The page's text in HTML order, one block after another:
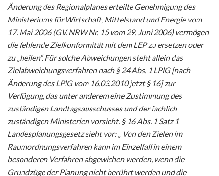
Änderung des Regionalplanes erteilte Genehmigung des
Ministeriums für Wirtschaft, Mittelstand und Energie vom
17. Mai 2006 (GV. NRW Nr. 15 vom 29. Juni 2006) vermögen
die fehlende Zielkonformität mit dem LEP zu ersetzen oder
zu „heilen“. Für solche Abweichungen steht allein das
Zielabweichungsverfahren nach § 24 Abs. 1 LPlG [nach
Änderung des LPlG vom 16.03.2010 jetzt § 16] zur
Verfügung, das unter anderem eine Zustimmung des
zuständigen Landtagsausschusses und der fachlich
zuständigen Ministerien vorsieht. § 16 Abs. 1 Satz 1
Landesplanungsgesetz sieht vor: „ Von den Zielen im
Raumordnungsverfahren kann im Einzelfall in einem
besonderen Verfahren abgewichen werden, wenn die
Grundzüge der Planung nicht berührt werden und die